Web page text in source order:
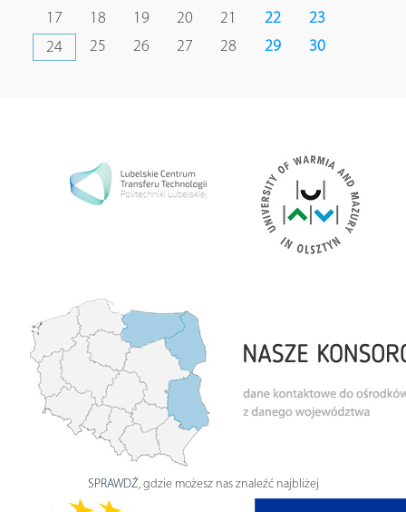
17
18 19 20 21 22
23
24
25 26 27 28 29 30
SPRAWDŹ, gdzie możesz nas znaleźć najbliżej